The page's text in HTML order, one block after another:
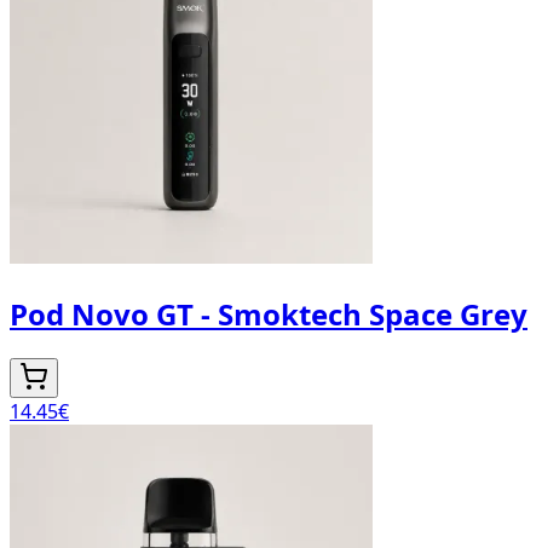
Pod Novo GT - Smoktech Space Grey
14.45€